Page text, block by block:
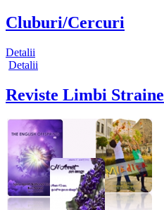
Cluburi/Cercuri
Detalii
Detalii
Reviste Limbi Straine